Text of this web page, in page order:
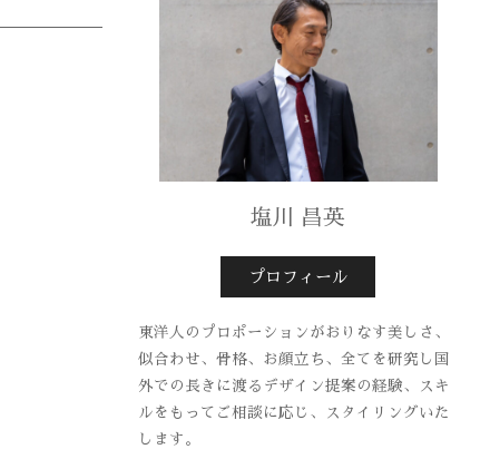
塩川 昌英
プロフィール
東洋人のプロポーションがおりなす美しさ、
似合わせ、骨格、お顔立ち、全てを研究し国
外での長きに渡るデザイン提案の経験、スキ
ルをもってご相談に応じ、スタイリングいた
します。